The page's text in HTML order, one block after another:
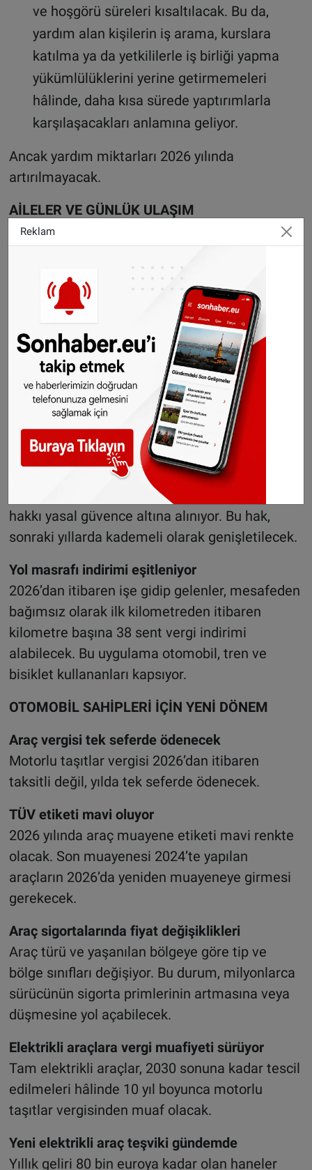
ve hoşgörü süreleri kısaltılacak. Bu da,
yardım alan kişilerin iş arama, kurslara
katılma ya da yetkililerle iş birliği yapma
yükümlülüklerini yerine getirmemeleri
hâlinde, daha kısa sürede yaptırımlarla
karşılaşacakları anlamına geliyor.
Ancak yardım miktarları 2026 yılında
artırılmayacak.
AİLELER VE GÜNLÜK ULAŞIM
edildi: İki marka sınıfta
kaldı
Çocuk parası artıyor
2026’dan itibaren çocuk parası aylık 259 euroya
yükseliyor. Bu, mevcut tutara göre yaklaşık 4
euroluk artış anlamına geliyor. Çocuk vergi
muafiyeti de artırılıyor.
Tam gün okul bakımı yasal hak oluyor
1 Ağustos 2026’dan itibaren birinci sınıfa
başlayan tüm çocuklar için tam gün bakım
hakkı yasal güvence altına alınıyor. Bu hak,
sonraki yıllarda kademeli olarak genişletilecek.
Yol masrafı indirimi eşitleniyor
2026’dan itibaren işe gidip gelenler, mesafeden
bağımsız olarak ilk kilometreden itibaren
kilometre başına 38 sent vergi indirimi
alabilecek. Bu uygulama otomobil, tren ve
bisiklet kullananları kapsıyor.
OTOMOBİL SAHİPLERİ İÇİN YENİ DÖNEM
Araç vergisi tek seferde ödenecek
Motorlu taşıtlar vergisi 2026’dan itibaren
taksitli değil, yılda tek seferde ödenecek.
TÜV etiketi mavi oluyor
2026 yılında araç muayene etiketi mavi renkte
olacak. Son muayenesi 2024’te yapılan
araçların 2026’da yeniden muayeneye girmesi
gerekecek.
Araç sigortalarında fiyat değişiklikleri
Araç türü ve yaşanılan bölgeye göre tip ve
bölge sınıfları değişiyor. Bu durum, milyonlarca
sürücünün sigorta primlerinin artmasına veya
düşmesine yol açabilecek.
Elektrikli araçlara vergi muafiyeti sürüyor
Tam elektrikli araçlar, 2030 sonuna kadar tescil
edilmeleri hâlinde 10 yıl boyunca motorlu
taşıtlar vergisinden muaf olacak.
Yeni elektrikli araç teşviki gündemde
Yıllık geliri 80 bin euroya kadar olan haneler
Reklam